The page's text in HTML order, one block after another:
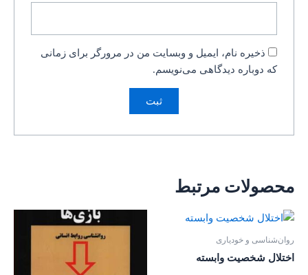
ذخیره نام، ایمیل و وبسایت من در مرورگر برای زمانی
که دوباره دیدگاهی می‌نویسم.
محصولات مرتبط
روان‌‌شناسی و خودیاری
اختلال شخصیت وابسته